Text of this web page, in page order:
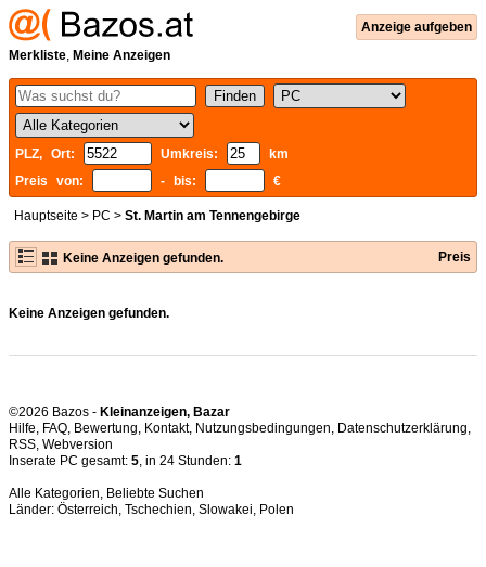
Anzeige aufgeben
Merkliste, Meine Anzeigen
PLZ, Ort: Umkreis:
km
Preis von:
- bis: €
Hauptseite > PC > St. Martin am Tennengebirge
Keine Anzeigen gefunden. Preis
Keine Anzeigen gefunden.
©2026 Bazos - Kleinanzeigen, Bazar
Hilfe, FAQ, Bewertung, Kontakt, Nutzungsbedingungen, Datenschutzerklärung,
RSS,
Inserate PC gesamt: 5, in 24 Stunden: 1
Alle Kategorien, Beliebte Suchen
Länder: Österreich, Tschechien, Slowakei, Polen